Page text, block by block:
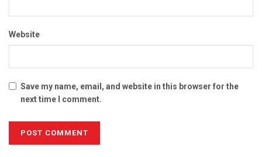
Website
Save my name, email, and website in this browser for the
next time I comment.